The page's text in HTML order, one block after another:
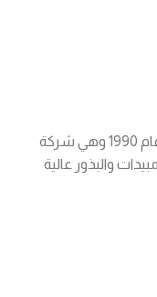
تأسست شركة القوافل الصناعية الزراعية عام 1990 وهي شركة
والبذور عالية